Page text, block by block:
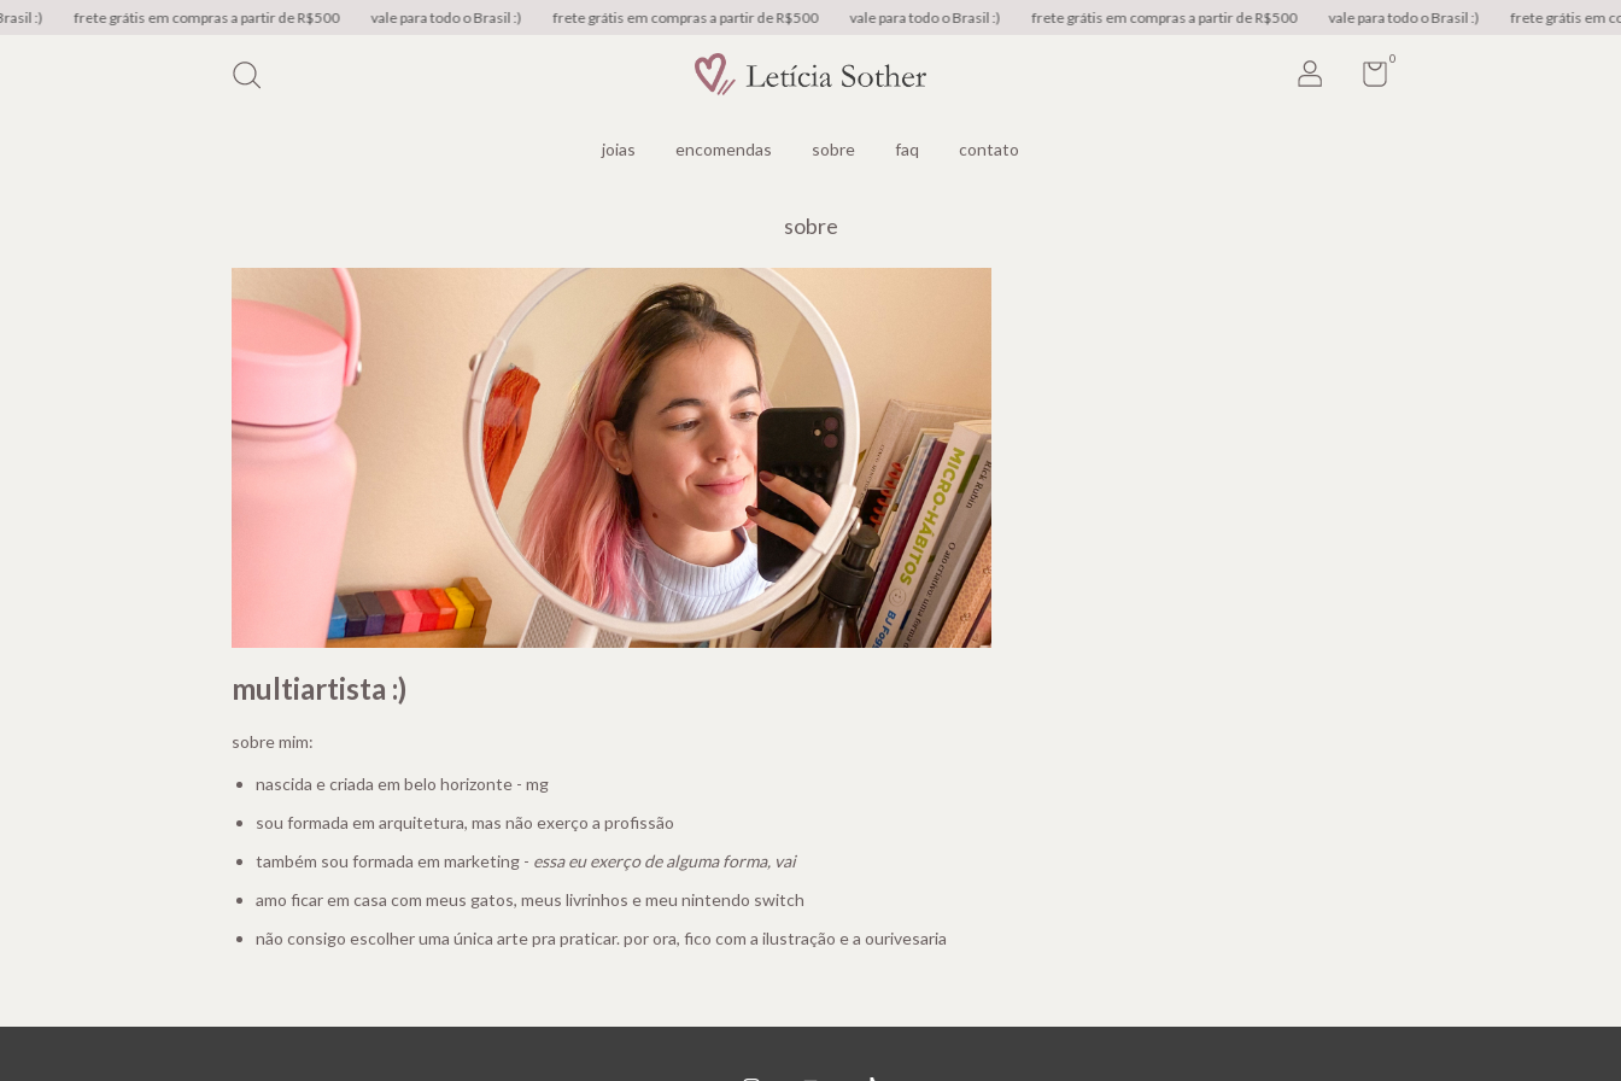
:) frete grátis em compras a partir de R$500 vale para todo o Brasil :) frete grátis em compras a partir de R$500 vale para todo o Brasil :) frete grátis em compras a partir de R$500 vale para todo o Brasil :) frete grátis em
0
joias encomendas sobre faq contato
sobre
multiartista :)
sobre mim:
nascida e criada em belo horizonte - mg
sou formada em arquitetura, mas não exerço a profissão
também sou formada em marketing - essa eu exerço de alguma forma, vai
amo ficar em casa com meus gatos, meus livrinhos e meu nintendo switch
não consigo escolher uma única arte pra praticar. por ora, fico com a ilustração e a ourivesaria